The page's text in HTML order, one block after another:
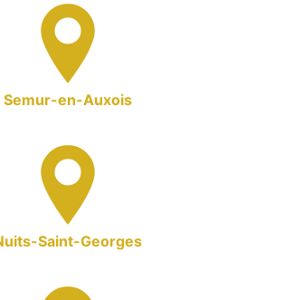
Semur-en-Auxois
Saint-Georges